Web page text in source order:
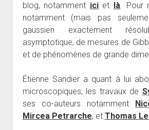
blog, notamment iciet là. Pour
notamment (mais pas
gaussien exactement
asymptotique, de mesures de
et de phénomènes de grande
Étienne Sandier a quant à lui
microscopiques, les travaux de
ses co-auteurs notamment
Mircea Petrarche, et Thomas